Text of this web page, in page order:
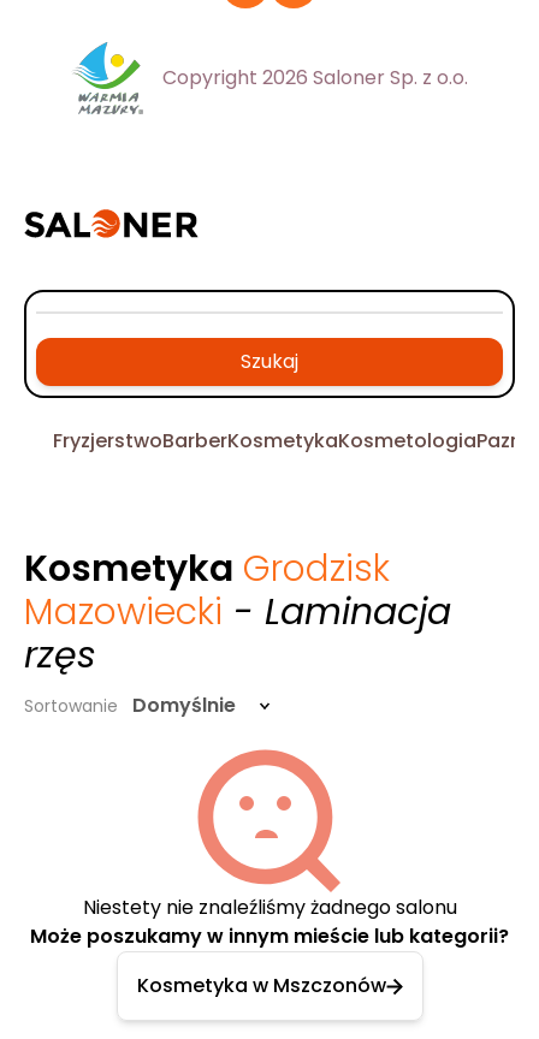
Copyright 2026 Saloner Sp. z o.o.
Szukaj
FryzjerstwoBarberKosmetykaKosmetologia
Kosmetyka Grodzisk
Mazowiecki - Laminacja
rzęs
Sortowanie Domyślnie
Niestety nie znaleźliśmy żadnego salonu
Może poszukamy w innym mieście lub kategorii?
Kosmetyka w Mszczonów